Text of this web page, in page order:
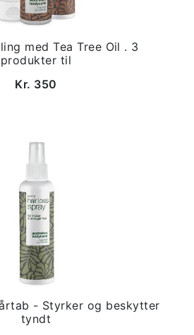
med Tea Tree Oil . 3
produkter til
Kr. 350
- Styrker og beskytter
tyndt